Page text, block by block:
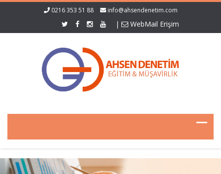
0216 353 51 88 info@ahsendenetim.com
| WebMail Erişim